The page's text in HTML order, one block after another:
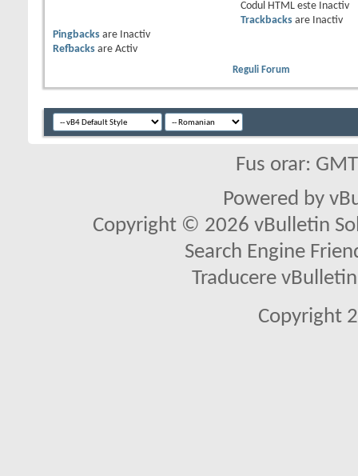
Codul HTML este
Inactiv
Trackbacksare
Inactiv
Pingbacks are
Inactiv
Refbacks are Activ
Reguli Forum
Fus orar:
Powered by
Copyright © 2026 vBulletin
Search Engine
Traducere
Copyright